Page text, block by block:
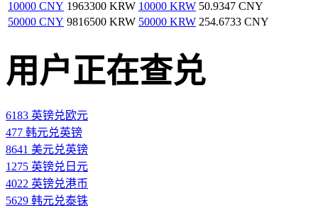
10000 CNY 1963300 KRW 10000 KRW 50.9347 CNY
50000 CNY 9816500 KRW 50000 KRW 254.6733 CNY
用户正在查兑
6183 英镑兑欧元
477 韩元兑英镑
8641 美元兑英镑
1275 英镑兑日元
4022 英镑兑港币
5629 韩元兑泰铢